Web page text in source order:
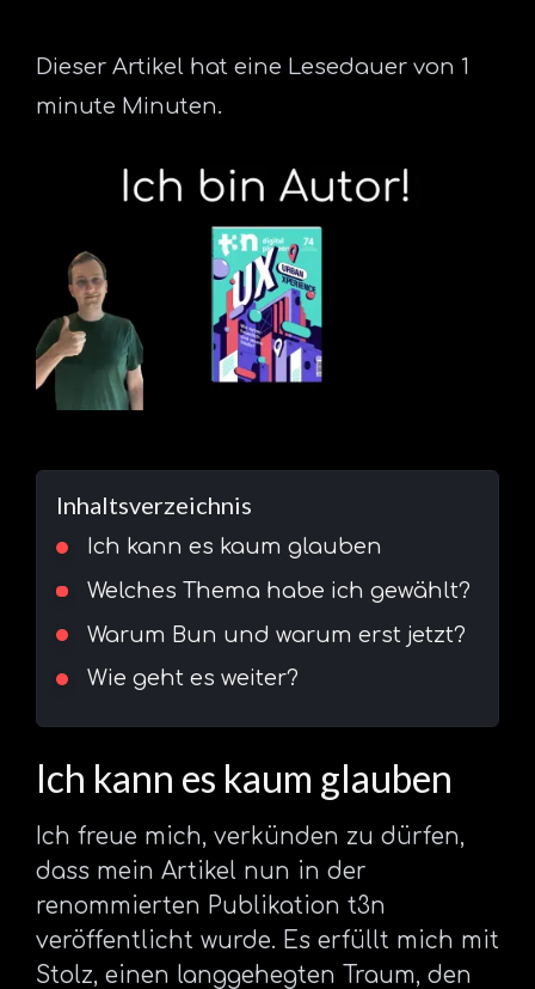
Dieser Artikel hat eine Lesedauer von 1
minute Minuten.
Inhaltsverzeichnis
Ich kann es kaum glauben
Welches Thema habe ich gewählt?
Warum Bun und warum erst jetzt?
Wie geht es weiter?
Ich kann es kaum glauben
Ich freue mich, verkünden zu dürfen,
dass mein Artikel nun in der
renommierten Publikation t3n
veröffentlicht wurde. Es erfüllt mich mit
Stolz, einen langgehegten Traum, den